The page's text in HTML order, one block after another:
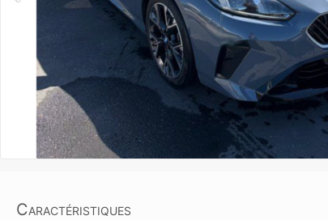
Caractéristiques